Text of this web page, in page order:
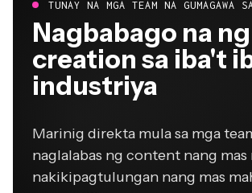
Nagbabago na ng
creation sa iba't
industriya
naglalabas ng content nang mas
nakikipagtulungan nang mas
nananatiling nangunguna.